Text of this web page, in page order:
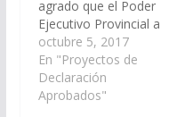
agrado que el Poder
Ejecutivo Provincial a
través del Ministerio de
Infraestructura, Tierra
y Vivienda, incluya en el
Presupuesto General
octubre 5, 2017
En "Proyectos de
Declaración
Aprobados"